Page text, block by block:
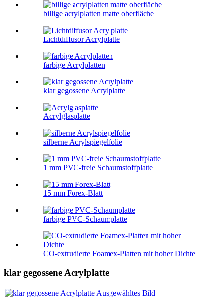
billige acrylplatten matte oberfläche
Lichtdiffusor Acrylplatte
farbige Acrylplatten
klar gegossene Acrylplatte
Acrylglasplatte
silberne Acrylspiegelfolie
1 mm PVC-freie Schaumstoffplatte
15 mm Forex-Blatt
farbige PVC-Schaumplatte
CO-extrudierte Foamex-Platten mit hoher Dichte
klar gegossene Acrylplatte